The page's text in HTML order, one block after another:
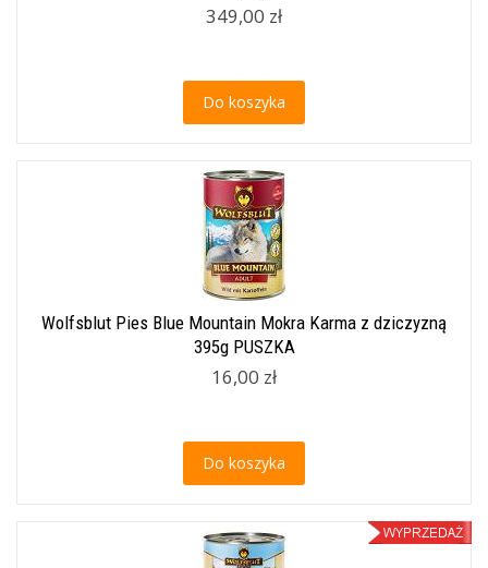
349,00 zł
Do koszyka
Wolfsblut Pies Blue Mountain Mokra Karma z dziczyzną
395g PUSZKA
16,00 zł
Do koszyka